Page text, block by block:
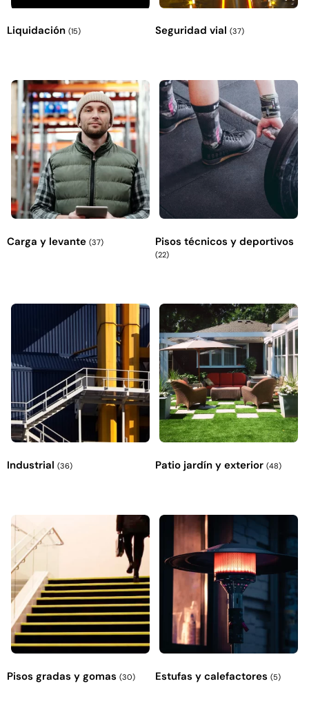
Liquidación (15) Seguridad vial (37)
Carga y levante (37) Pisos técnicos y deportivos
(22)
Industrial (36) Patio jardín y exterior (48)
Pisos gradas y gomas (30) Estufas y calefactores (5)